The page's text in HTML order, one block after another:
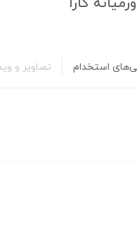
استخدام تصاویر و